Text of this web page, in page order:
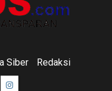
Siber Redaksi
Instagram